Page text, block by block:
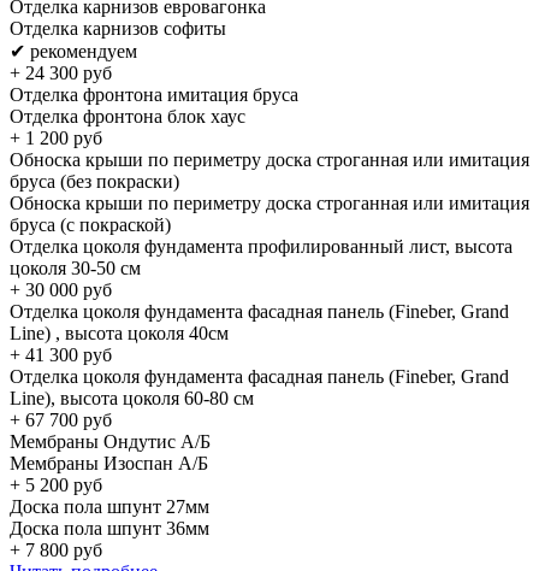
Отделка карнизов евровагонка
Отделка карнизов софиты
✔ рекомендуем
+ 24 300 руб
Отделка фронтона имитация бруса
Отделка фронтона блок хаус
+ 1 200 руб
Обноска крыши по периметру доска строганная или имитация
бруса (без покраски)
Обноска крыши по периметру доска строганная или имитация
бруса (с покраской)
Отделка цоколя фундамента профилированный лист, высота
цоколя 30-50 см
+ 30 000 руб
Отделка цоколя фундамента фасадная панель (Fineber, Grand
Line) , высота цоколя 40см
+ 41 300 руб
Отделка цоколя фундамента фасадная панель (Fineber, Grand
Line), высота цоколя 60-80 см
+ 67 700 руб
Мембраны Ондутис А/Б
Мембраны Изоспан А/Б
+ 5 200 руб
Доска пола шпунт 27мм
Доска пола шпунт 36мм
+ 7 800 руб